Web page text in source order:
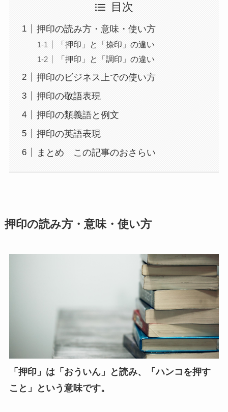
目次
押印の読み方・意味・使い方
「押印」と「捺印」の違い
「押印」と「調印」の違い
押印のビジネス上での使い方
押印の敬語表現
押印の類義語と例文
押印の英語表現
まとめ この記事のおさらい
押印の読み方・意味・使い方
「押印」は「おういん」と読み、「ハンコを押す
こと」という意味です。